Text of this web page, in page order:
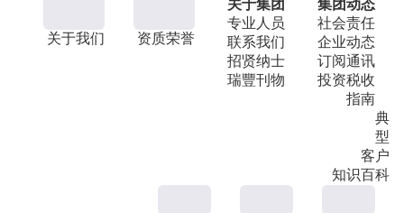
关于我们 资质荣誉
关于集团
专业人员
联系我们
招贤纳士
瑞豐刊物
集团动态
社会责任
企业动态
订阅通讯
投资税收
指南
典
型
客户
知识百科